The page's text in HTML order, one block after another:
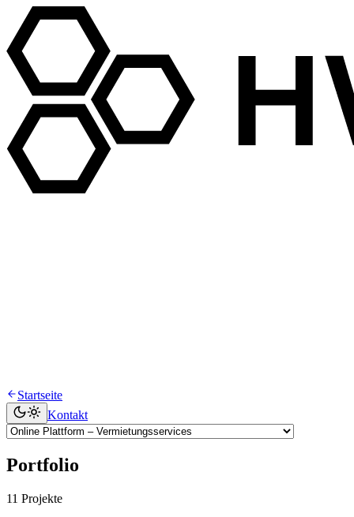
Startseite
Kontakt
Portfolio
11 Projekte